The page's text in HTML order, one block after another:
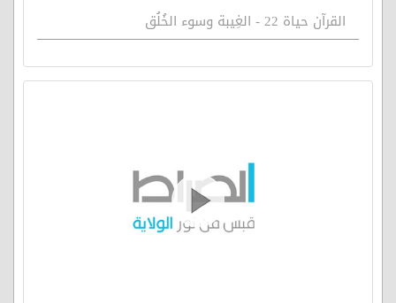
القرآن حياة 22 - الغِيبة وسوء الخُلُق